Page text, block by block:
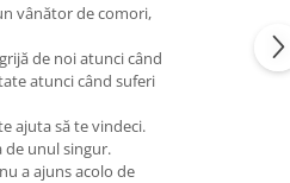
vânător de comori,
de noi atunci când
atunci când suferi
ajuta să te vindeci.
de unul singur.
a ajuns acolo de